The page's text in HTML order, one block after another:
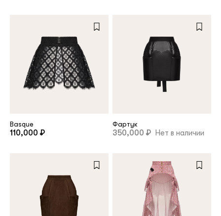
Basque
110,000 ₽
Фартук
350,000 ₽ Нет в наличии